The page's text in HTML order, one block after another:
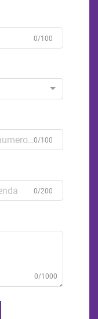
0/100
0/100
0/200
0/1000